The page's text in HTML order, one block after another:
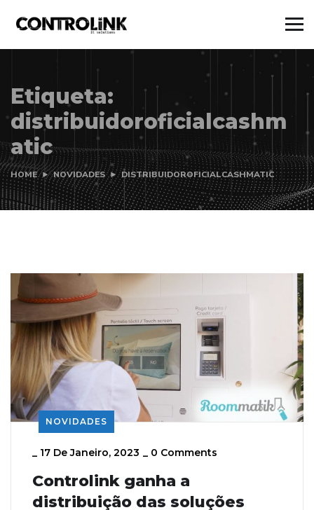
Etiqueta:
distribuidoroficialcashm
atic
HOME NOVIDADES DISTRIBUIDOROFICIALCASHMATIC
NOVIDADES
_ 17 De Janeiro, 2023 _ 0 Comments
Controlink ganha a
distribuição das soluções